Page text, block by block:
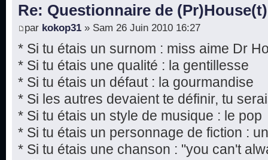
Re: Questionnaire de (Pr)House(t)
par kokop31 » Sam 26 Juin 2010 16:27
* Si tu étais un surnom : miss aime Dr
* Si tu étais une qualité : la gentillesse
* Si tu étais un défaut : la gourmandise
* Si les autres devaient te définir, tu
* Si tu étais un style de musique : le pop
* Si tu étais un personnage de fiction :
* Si tu étais une chanson : "you can't